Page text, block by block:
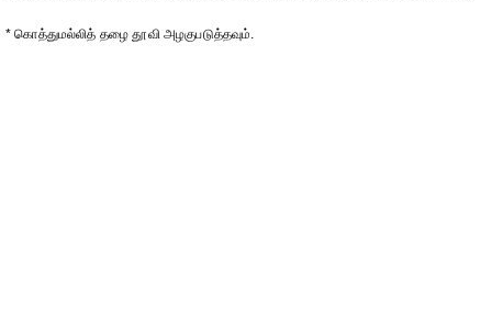
* கொத்துமல்லித் தழை தூவி அழகுபடுத்தவும்.